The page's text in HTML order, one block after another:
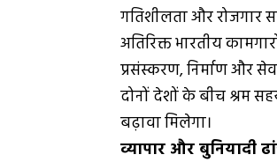
गतिशीलता और रोजगार
अतिरिक्त भारतीय
प्रसंस्करण, निर्माण और
दोनों देशों के बीच श्रम
बढ़ावा मिलेगा।
व्यापार और बुनियादी